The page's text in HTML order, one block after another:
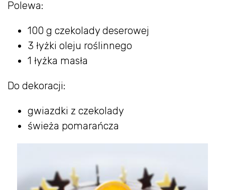
Polewa:
100 g czekolady deserowej
3 łyżki oleju roślinnego
1 łyżka masła
Do dekoracji:
gwiazdki z czekolady
świeża pomarańcza